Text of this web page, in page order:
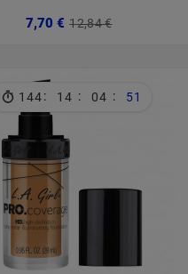
7,70 € 12,84 €
144: 14 : 04 : 50